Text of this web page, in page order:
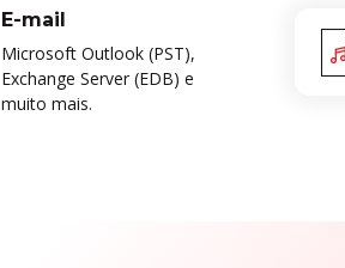
E-mail
Microsoft Outlook (PST),
Exchange Server (EDB) e
muito mais.